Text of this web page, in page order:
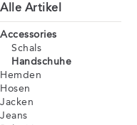
Alle Artikel
Accessories
Schals
Handschuhe
Hemden
Hosen
Jacken
Jeans